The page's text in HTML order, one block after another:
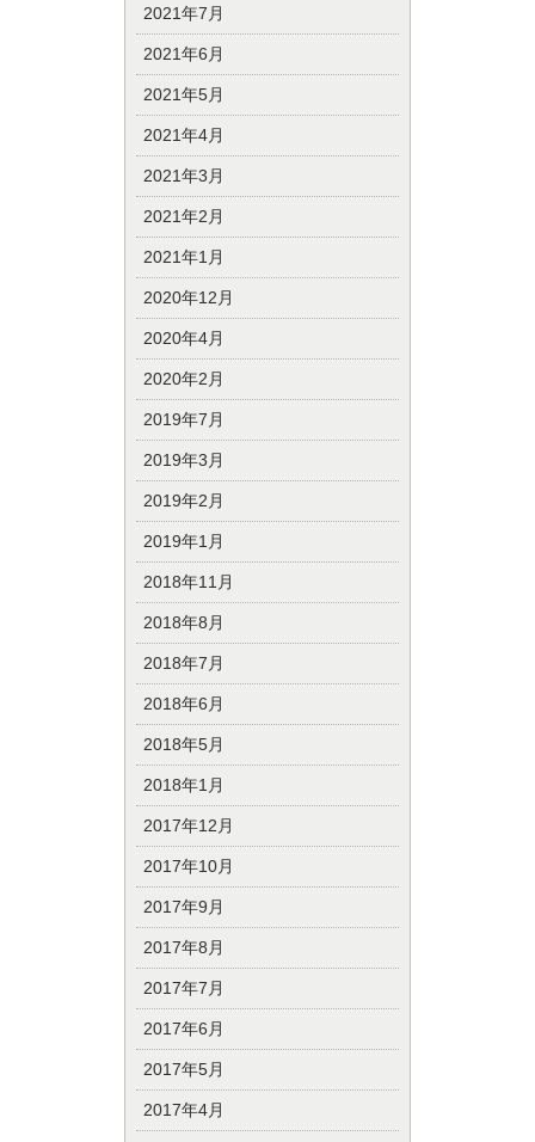
2021年7月
2021年6月
2021年5月
2021年4月
2021年3月
2021年2月
2021年1月
2020年12月
2020年4月
2020年2月
2019年7月
2019年3月
2019年2月
2019年1月
2018年11月
2018年8月
2018年7月
2018年6月
2018年5月
2018年1月
2017年12月
2017年10月
2017年9月
2017年8月
2017年7月
2017年6月
2017年5月
2017年4月